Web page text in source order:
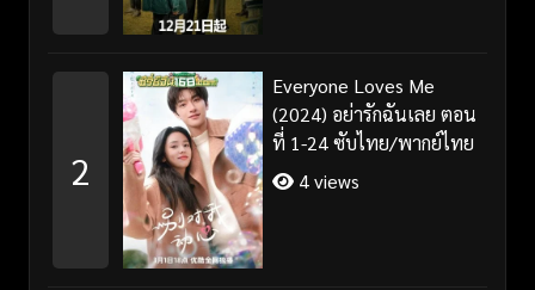
2
Everyone Loves Me
(2024) อย่ารักฉันเลย ตอน
ที่ 1-24 ซับไทย/พากย์ไทย
4 views